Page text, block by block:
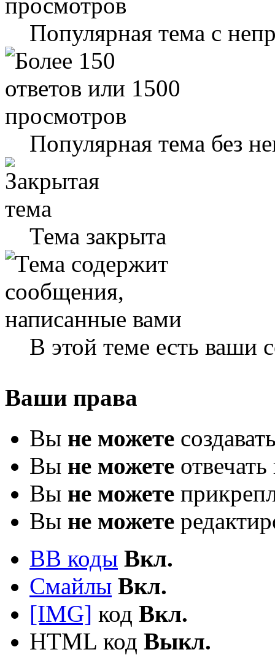
Популярная тема с
Популярная тема без
Тема закрыта
В этой теме есть ваши
Ваши права
Вы не можете
Вы не можете
Вы не можете
Вы не можете
BB коды Вкл.
Смайлы Вкл.
[IMG] код Вкл.
HTML код Выкл.